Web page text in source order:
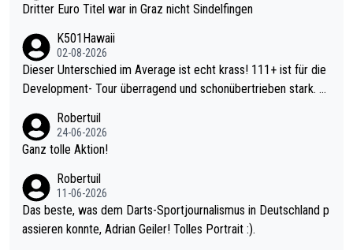
Dritter Euro Titel war in Graz nicht Sindelfingen
K501Hawaii
02-08-2026
Dieser Unterschied im Average ist echt krass! 111+ ist für die
Development- Tour überragend und schonübertrieben stark. U
mal 40+ erst recht. Da gewinnst keinen Blumentopf - ist ja noc
h krasser wie ein Pokalspiel eines Kreisligisten vs einem Bund
Robertuil
24-06-2026
Ganz tolle Aktion!
Robertuil
11-06-2026
Das beste, was dem Darts-Sportjournalismus in Deutschland p
assieren konnte, Adrian Geiler! Tolles Portrait :).